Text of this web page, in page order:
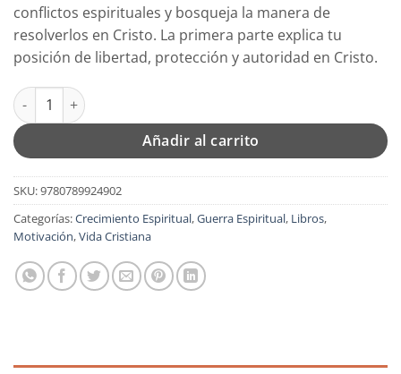
era:
$13.99.
es:
$11.19.
conflictos espirituales y bosqueja la manera de
resolverlos en Cristo. La primera parte explica tu
posición de libertad, protección y autoridad en Cristo.
Rompiendo las Cadenas - Tapa Blanda – Neil Anderson
Añadir al carrito
SKU:9780789924902
Categorías:Crecimiento Espiritual,Guerra Espiritual, Libros,
Motivación,Vida Cristiana